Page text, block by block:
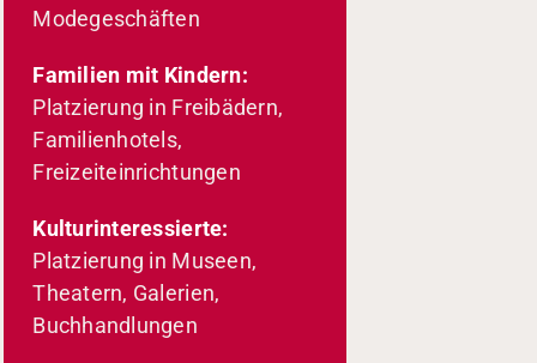
Modegeschäften
Familien mit Kindern:
Platzierung in Freibädern,
Familienhotels,
Freizeiteinrichtungen
Kulturinteressierte:
Platzierung in Museen,
Theatern, Galerien,
Buchhandlungen